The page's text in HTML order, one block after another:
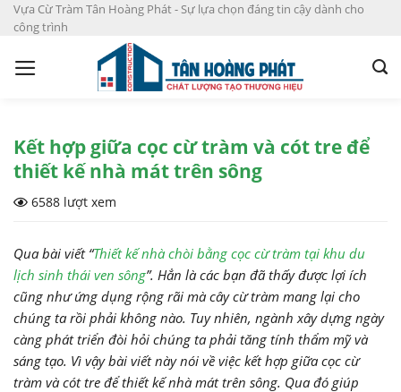
Vựa Cừ Tràm Tân Hoàng Phát - Sự lựa chọn đáng tin cậy dành cho
công trình
Kết hợp giữa cọc cừ tràm và cót tre để
thiết kế nhà mát trên sông
6588 lượt xem
Qua bài viết “Thiết kế nhà chòi bằng cọc cừ tràm tại khu du
lịch sinh thái ven sông”. Hẳn là các bạn đã thấy được lợi ích
cũng như ứng dụng rộng rãi mà cây cừ tràm mang lại cho
chúng ta rồi phải không nào. Tuy nhiên, ngành xây dựng ngày
càng phát triển đòi hỏi chúng ta phải tăng tính thẩm mỹ và
sáng tạo. Vì vậy bài viết này nói về việc kết hợp giữa cọc cừ
tràm và cót tre để thiết kế nhà mát trên sông. Qua đó giúp